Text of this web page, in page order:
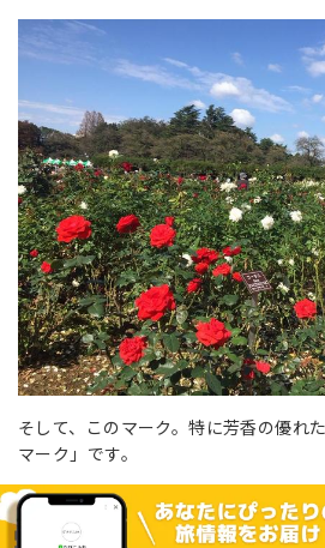
そして、このマーク。特に芳香の優れ
マーク」です。